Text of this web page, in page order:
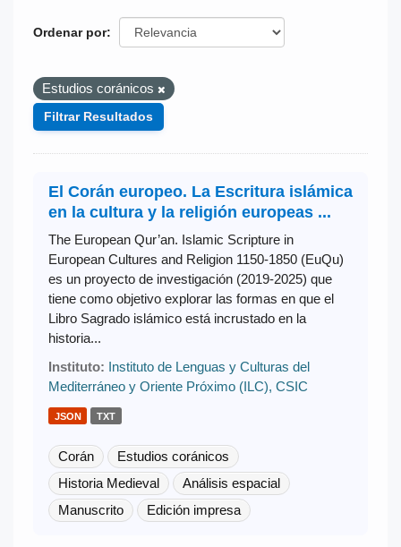
Ordenar por
Estudios coránicos
Filtrar Resultados
El Corán europeo. La Escritura islámica
en la cultura y la religión europeas ...
The European Qur’an. Islamic Scripture in
European Cultures and Religion 1150-1850 (EuQu)
es un proyecto de investigación (2019-2025) que
tiene como objetivo explorar las formas en que el
Libro Sagrado islámico está incrustado en la
historia...
Instituto: Instituto de Lenguas y Culturas del
Mediterráneo y Oriente Próximo (ILC), CSIC
JSON TXT
Corán
Estudios coránicos
Historia Medieval
Análisis espacial
Manuscrito
Edición impresa